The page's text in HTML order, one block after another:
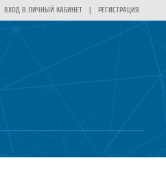
ВХОД В ЛИЧНЫЙ КАБИНЕТ | РЕГИСТРАЦИЯ